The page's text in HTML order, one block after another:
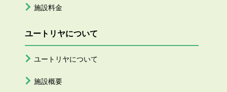
施設料金
ユートリヤについて
ユートリヤについて
施設概要